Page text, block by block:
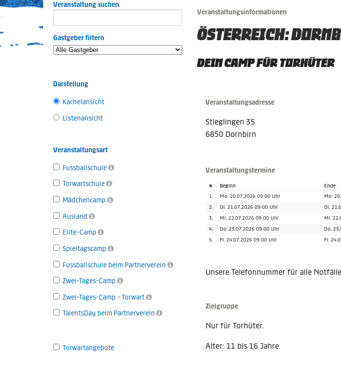
Veranstaltung suchen
Gastgeber filtern
Darstellung
Kachelansicht
Listenansicht
Veranstaltungsart
Fussballschule
Torwartschule
Mädchencamp
Ausland
Elite-Camp
Spieltagscamp
Fussballschule beim Partnerverein
Zwei-Tages-Camp
Zwei-Tages-Camp - Torwart
TalentsDay beim Partnerverein
Torwartangebote
Veranstaltungsinformationen
ÖSTERREICH:
DEIN CAMP FÜR TORHÜTER
Veranstaltungsadresse
Stieglingen 35
6850 Dornbirn
Veranstaltungstermine
# Beginn
Ende
1.
Mo. 20.07.2026 09:00 Uhr
Mo.
2.
Di. 21.07.2026 09:00 Uhr
Di.
3.
Mi. 22.07.2026 09:00 Uhr
Mi.
4.
Do. 23.07.2026 09:00 Uhr
Do.
5.
Fr. 24.07.2026 09:00 Uhr Fr.
Unsere Telefonnummer für alle
Zielgruppe
Nur für Torhüter.
Alter: 11 bis 16 Jahre